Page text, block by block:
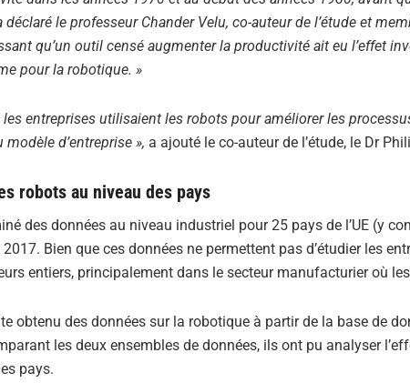
déclaré le professeur Chander Velu, co-auteur de l’étude et
qu’un outil censé augmenter la productivité ait eu l’effet
pour la robotique. »
entreprises utilisaient les robots pour améliorer les
modèle d’entreprise », a ajouté le co-auteur de l’étude, le Dr
robots au niveau des pays
des données au niveau industriel pour 25 pays de l’UE (y
2017. Bien que ces données ne permettent pas d’étudier les
entiers, principalement dans le secteur manufacturier où
obtenu des données sur la robotique à partir de la base de
les deux ensembles de données, ils ont pu analyser
pays.